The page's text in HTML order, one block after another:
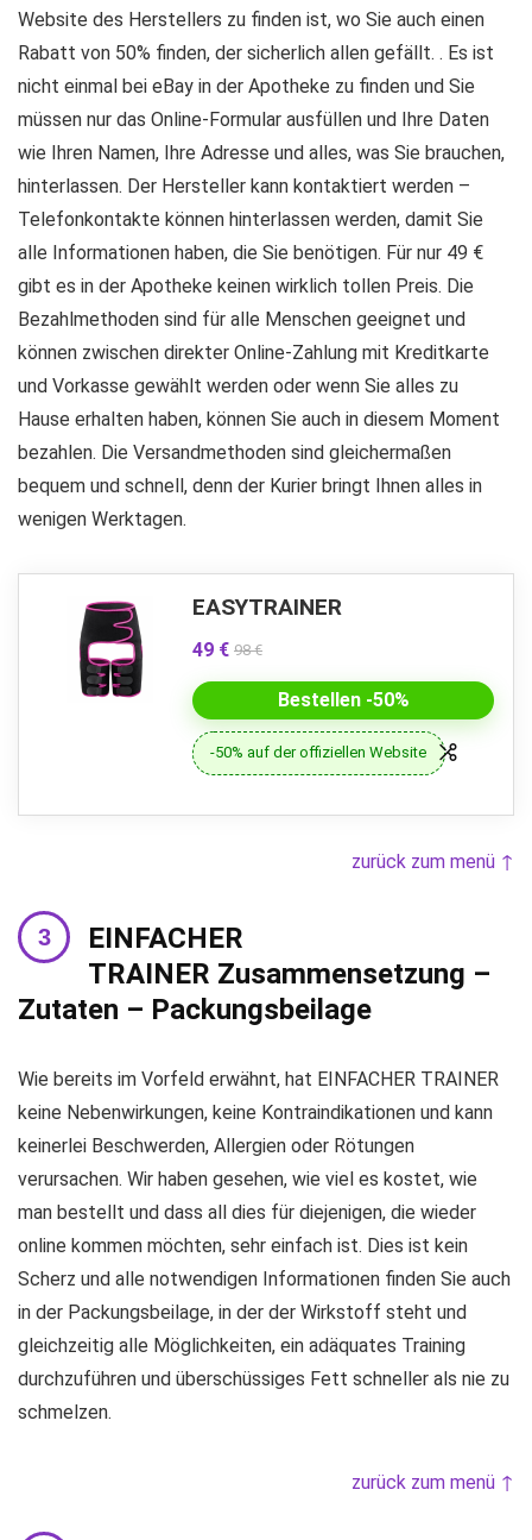
Website des Herstellers zu finden ist, wo Sie auch einen
Rabatt von 50% finden, der sicherlich allen gefällt. . Es ist
nicht einmal bei eBay in der Apotheke zu finden und Sie
müssen nur das Online-Formular ausfüllen und Ihre Daten
wie Ihren Namen, Ihre Adresse und alles, was Sie brauchen,
hinterlassen. Der Hersteller kann kontaktiert werden –
Telefonkontakte können hinterlassen werden, damit Sie
alle Informationen haben, die Sie benötigen. Für nur 49 €
gibt es in der Apotheke keinen wirklich tollen Preis. Die
Bezahlmethoden sind für alle Menschen geeignet und
können zwischen direkter Online-Zahlung mit Kreditkarte
und Vorkasse gewählt werden oder wenn Sie alles zu
Hause erhalten haben, können Sie auch in diesem Moment
bezahlen. Die Versandmethoden sind gleichermaßen
bequem und schnell, denn der Kurier bringt Ihnen alles in
wenigen Werktagen.
EASYTRAINER
49 € 98 €
Bestellen -50%
-50% auf der offiziellen Website
zurück zum menü ↑
EINFACHER
TRAINER Zusammensetzung –
Zutaten – Packungsbeilage
Wie bereits im Vorfeld erwähnt, hat EINFACHER TRAINER
keine Nebenwirkungen, keine Kontraindikationen und kann
keinerlei Beschwerden, Allergien oder Rötungen
verursachen. Wir haben gesehen, wie viel es kostet, wie
man bestellt und dass all dies für diejenigen, die wieder
online kommen möchten, sehr einfach ist. Dies ist kein
Scherz und alle notwendigen Informationen finden Sie auch
in der Packungsbeilage, in der der Wirkstoff steht und
gleichzeitig alle Möglichkeiten, ein adäquates Training
durchzuführen und überschüssiges Fett schneller als nie zu
schmelzen.
zurück zum menü ↑